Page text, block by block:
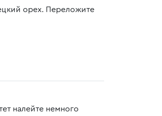
орех. Переложите
налейте немного